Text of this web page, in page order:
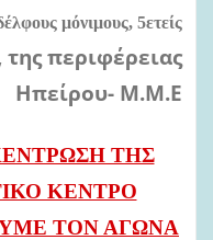
μόνιμους, 5ετείς
περιφέρειας
Ηπείρου- Μ.Μ.Ε
ΤΗΣ
ΚΕΝΤΡΟ
ΤΟΝ ΑΓΩΝΑ